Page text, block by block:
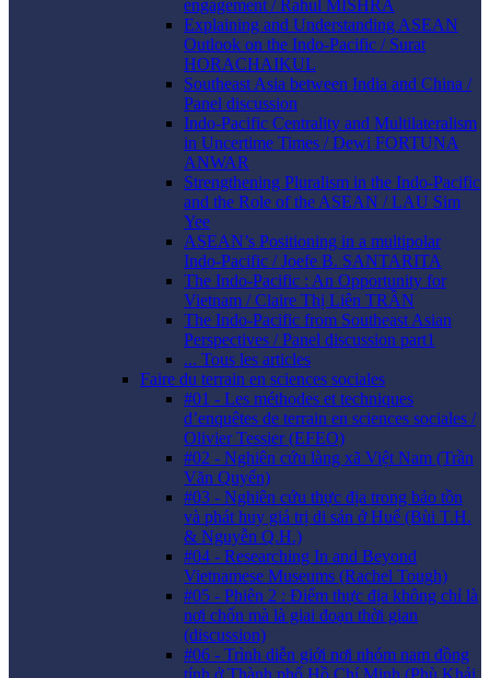
engagement / Rahul MISHRA
Explaining and Understanding ASEAN
Outlook on the Indo-Pacific / Surat
HORACHAIKUL
Southeast Asia between India and China /
Panel discussion
Indo-Pacific Centrality and Multilateralism
in Uncertime Times / Dewi FORTUNA
ANWAR
Strengthening Pluralism in the Indo-Pacific
and the Role of the ASEAN / LAU Sim
Yee
ASEAN’s Positioning in a multipolar
Indo-Pacific / Joefe B. SANTARITA
The Indo-Pacific : An Opportunity for
Vietnam / Claire Thị Liên TRẦN
The Indo-Pacific from Southeast Asian
Perspectives / Panel discussion part1
... Tous les articles
Faire du terrain en sciences sociales
#01 - Les méthodes et techniques
d’enquêtes de terrain en sciences sociales /
Olivier Tessier (EFEO)
#02 - Nghiên cứu làng xã Việt Nam (Trần
Văn Quyến)
#03 - Nghiên cứu thực địa trong bảo tồn
và phát huy giá trị di sản ở Huế (Bùi T.H.
& Nguyễn Q.H.)
#04 - Researching In and Beyond
Vietnamese Museums (Rachel Tough)
#05 - Phiên 2 : Điểm thực địa không chỉ là
nơi chốn mà là giai đoạn thời gian
(discussion)
#06 - Trình diễn giới nơi nhóm nam đồng